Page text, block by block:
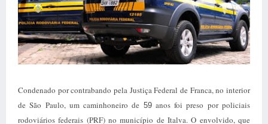
Condenado por contrabando pela Justiça Federal de Franca, no interior
de São Paulo, um caminhoneiro de 59anos foi preso por policiais
rodoviários federais (PRF) no município de Italva. O envolvido, que